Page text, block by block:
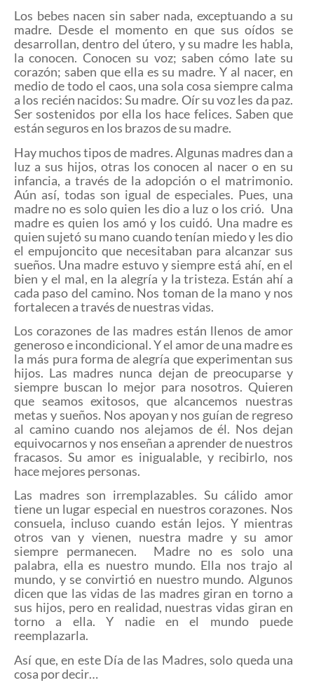
Los bebes nacen sin saber nada, exceptuando a su
madre. Desde el momento en que sus oídos se
desarrollan, dentro del útero, y su madre les habla,
la conocen. Conocen su voz; saben cómo late su
corazón; saben que ella es su madre. Y al nacer, en
medio de todo el caos, una sola cosa siempre calma
a los recién nacidos: Su madre. Oír su voz les da paz.
Ser sostenidos por ella los hace felices. Saben que
están seguros en los brazos de su madre.
Hay muchos tipos de madres. Algunas madres dan a
luz a sus hijos, otras los conocen al nacer o en su
infancia, a través de la adopción o el matrimonio.
Aún así, todas son igual de especiales. Pues, una
madre no es solo quien les dio a luz o los crió. Una
madre es quien los amó y los cuidó. Una madre es
quien sujetó su mano cuando tenían miedo y les dio
el empujoncito que necesitaban para alcanzar sus
sueños. Una madre estuvo y siempre está ahí, en el
bien y el mal, en la alegría y la tristeza. Están ahí a
cada paso del camino. Nos toman de la mano y nos
fortalecen a través de nuestras vidas.
Los corazones de las madres están llenos de amor
generoso e incondicional. Y el amor de una madre es
la más pura forma de alegría que experimentan sus
hijos. Las madres nunca dejan de preocuparse y
siempre buscan lo mejor para nosotros. Quieren
que seamos exitosos, que alcancemos nuestras
metas y sueños. Nos apoyan y nos guían de regreso
al camino cuando nos alejamos de él. Nos dejan
equivocarnos y nos enseñan a aprender de nuestros
fracasos. Su amor es inigualable, y recibirlo, nos
hace mejores personas.
Las madres son irremplazables. Su cálido amor
tiene un lugar especial en nuestros corazones. Nos
consuela, incluso cuando están lejos. Y mientras
otros van y vienen, nuestra madre y su amor
siempre permanecen. Madre no es solo una
palabra, ella es nuestro mundo. Ella nos trajo al
mundo, y se convirtió en nuestro mundo. Algunos
dicen que las vidas de las madres giran en torno a
sus hijos, pero en realidad, nuestras vidas giran en
torno a ella. Y nadie en el mundo puede
reemplazarla.
Así que, en este Día de las Madres, solo queda una
cosa por decir…